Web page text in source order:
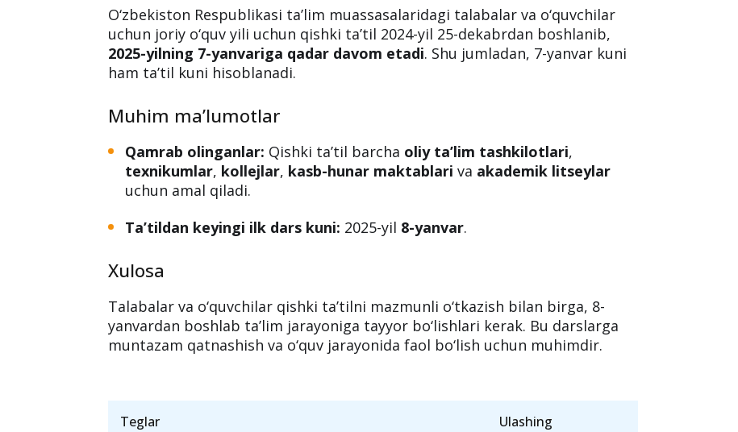
O‘zbekiston Respublikasi ta’lim muassasalaridagi talabalar va o‘quvchilar
uchun joriy o‘quv yili uchun qishki ta’til 2024-yil 25-dekabrdan boshlanib,
2025-yilning 7-yanvariga qadar davom etadi. Shu jumladan, 7-yanvar kuni
ham ta’til kuni hisoblanadi.
Muhim ma’lumotlar
Qamrab olinganlar: Qishki ta’til barcha oliy ta’lim tashkilotlari,
texnikumlar, kollejlar, kasb-hunar maktablari va akademik litseylar
uchun amal qiladi.
Ta’tildan keyingi ilk dars kuni: 2025-yil 8-yanvar.
Xulosa
Talabalar va o‘quvchilar qishki ta’tilni mazmunli o‘tkazish bilan birga, 8-
yanvardan boshlab ta’lim jarayoniga tayyor bo‘lishlari kerak. Bu darslarga
muntazam qatnashish va o‘quv jarayonida faol bo‘lish uchun muhimdir.
Teglar Ulashing